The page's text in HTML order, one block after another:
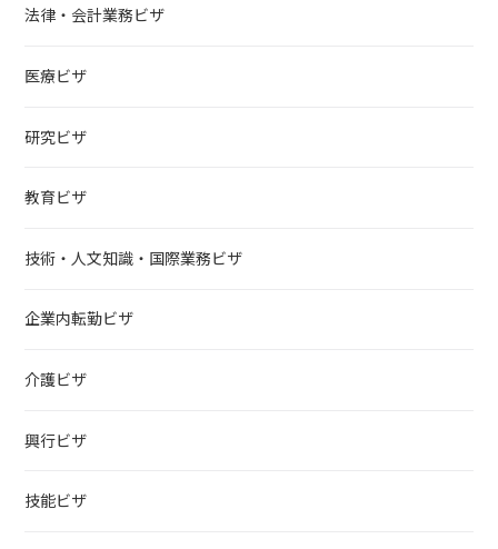
法律・会計業務ビザ
医療ビザ
研究ビザ
教育ビザ
技術・人文知識・国際業務ビザ
企業内転勤ビザ
介護ビザ
興行ビザ
技能ビザ